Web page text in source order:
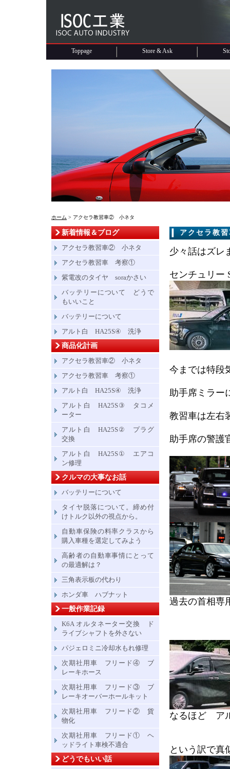
Toppage Store & Ask
ホーム > アクセラ教習車② 小ネタ
アクセラ教
少々話はズ
センチュリー
今までは特段
助手席ミラー
教習車は左右
助手席の警護
過去の首相専
なるほど ア
という訳で真
新着情報＆ブログ
アクセラ教習車② 小ネタ
アクセラ教習車 考察①
紫電改のタイヤ soraかさい
バッテリーについて どうで
もいいこと
バッテリーについて
アルト白 HA25S④ 洗浄
商品化計画
アクセラ教習車② 小ネタ
アクセラ教習車 考察①
アルト白 HA25S④ 洗浄
アルト白 HA25S③ タコメ
ーター
アルト白 HA25S② プラグ
交換
アルト白 HA25S① エアコ
ン修理
クルマの大事なお話
バッテリーについて
タイヤ脱落について。締め付
けトルク以外の視点から。
自動車保険の料率クラスから
購入車種を選定してみよう
高齢者の自動車事情にとって
の最適解は？
三角表示板の代わり
ホンダ車 ハブナット
一般作業記録
K6A オルタネーター交換 ド
ライブシャフトを外さない
パジェロミニ冷却水もれ修理
次期社用車 フリード④ ブ
レーキホース
次期社用車 フリード③ ブ
レーキオーバーホールキット
次期社用車 フリード② 貨
物化
次期社用車 フリード① ヘ
ッドライト車検不適合
どうでもいい話